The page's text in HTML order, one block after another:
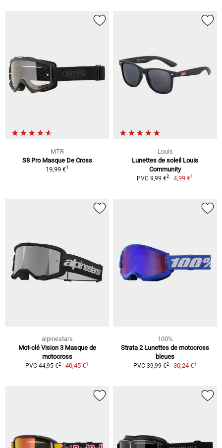
MTR
S8 Pro Masque De Cross
19,99 €1
Louis
Lunettes de soleil Louis
Community
PVC 9,99 €2 4,99 €1
alpinestars
Mot-clé Vision 3 Masque de
motocross
PVC 44,95 €2 40,45 €1
100%
Strata 2 Lunettes de motocross
bleues
PVC 39,99 €2 30,24 €1